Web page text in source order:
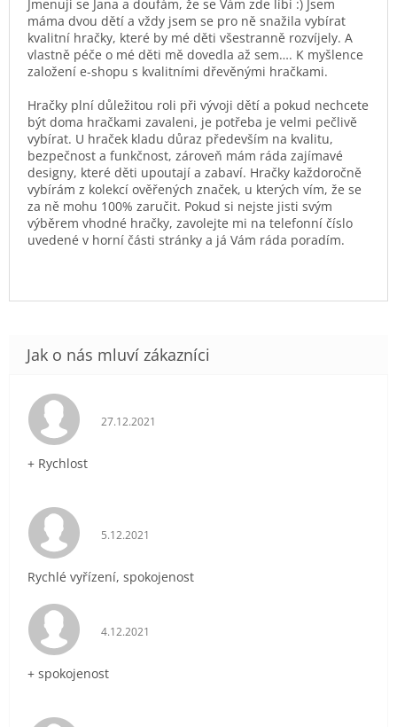
Jmenuji se Jana a doufám, že se Vám zde líbí :) Jsem
máma dvou dětí a vždy jsem se pro ně snažila vybírat
kvalitní hračky, které by mé děti všestranně rozvíjely. A
vlastně péče o mé děti mě dovedla až sem…. K myšlence
založení e-shopu s kvalitními dřevěnými hračkami.
Hračky plní důležitou roli při vývoji dětí a pokud nechcete
být doma hračkami zavaleni, je potřeba je velmi pečlivě
vybírat. U hraček kladu důraz především na kvalitu,
bezpečnost a funkčnost, zároveň mám ráda zajímavé
designy, které děti upoutají a zabaví. Hračky každoročně
vybírám z kolekcí ověřených značek, u kterých vím, že se
za ně mohu 100% zaručit. Pokud si nejste jisti svým
výběrem vhodné hračky, zavolejte mi na telefonní číslo
uvedené v horní části stránky a já Vám ráda poradím.
Hodnocení obchodu je 5 z 5 hvězdiček.
27.12.2021
+ Rychlost
Hodnocení obchodu je 5 z 5 hvězdiček.
5.12.2021
Rychlé vyřízení, spokojenost
Hodnocení obchodu je 5 z 5 hvězdiček.
4.12.2021
+ spokojenost